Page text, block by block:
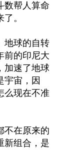
数帮人算命
。
地球的自转
前的印尼大
加速了地球
宇宙，因
么现在不准
不在原来的
新组合，是